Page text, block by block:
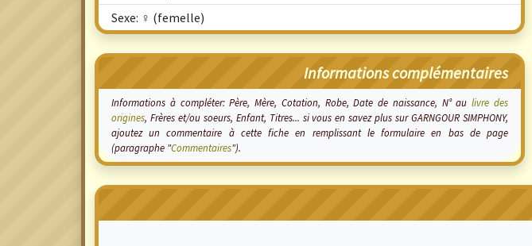
Sexe: ♀ (femelle)
Informations complémentaires
Informations à compléter: Père, Mère, Cotation, Robe, Date de naissance, N° aulivre des
origines, Frères et/ou soeurs, Enfant, Titres... si vous en savez plus sur GARNGOUR SIMPHONY,
ajoutez un commentaire à cette fiche en remplissant le formulaire en bas de page
(paragraphe "Commentaires").